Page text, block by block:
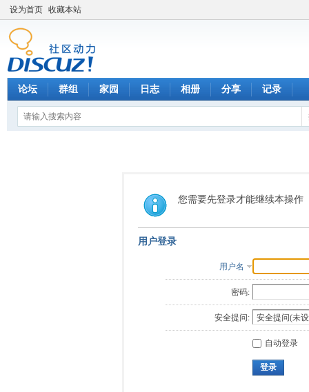
设为首页 收藏本站
论坛 群组 家园 日志 相册 分享 记录
您需要先登录才能继续本操作
用户登录
用户名
密码:
安全提问:
自动登录
登录